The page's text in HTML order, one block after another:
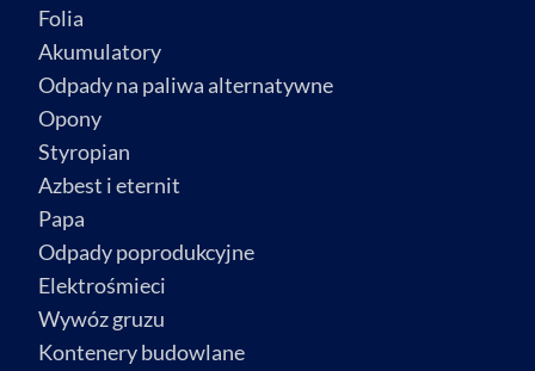
Folia
Akumulatory
Odpady na paliwa alternatywne
Opony
Styropian
Azbest i eternit
Papa
Odpady poprodukcyjne
Elektrośmieci
Wywóz gruzu
Kontenery budowlane